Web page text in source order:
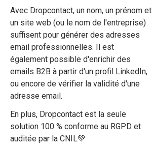
Avec Dropcontact, un nom, un prénom et
un site web (ou le nom de l'entreprise)
suffisent pour générer des adresses
email professionnelles. Il est
également possible d'enrichir des
emails B2B à partir d'un profil LinkedIn,
ou encore de vérifier la validité d'une
adresse email.
En plus, Dropcontact est la seule
solution 100 % conforme au RGPD et
auditée par la CNIL💚